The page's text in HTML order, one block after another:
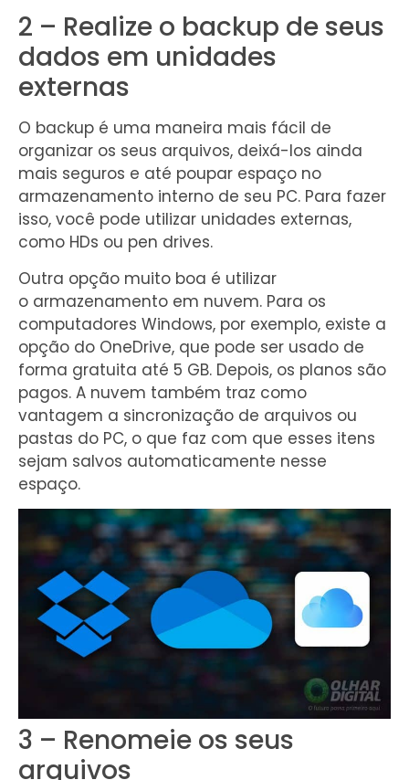
2 – Realize o backup de seus
dados em unidades
externas
O backup é uma maneira mais fácil de
organizar os seus arquivos, deixá-los ainda
mais seguros e até poupar espaço no
armazenamento interno de seu PC. Para fazer
isso, você pode utilizar unidades externas,
como HDs ou pen drives.
Outra opção muito boa é utilizar
o armazenamento em nuvem. Para os
computadores Windows, por exemplo, existe a
opção do OneDrive, que pode ser usado de
forma gratuita até 5 GB. Depois, os planos são
pagos. A nuvem também traz como
vantagem a sincronização de arquivos ou
pastas do PC, o que faz com que esses itens
sejam salvos automaticamente nesse
espaço.
3 – Renomeie os seus
arquivos